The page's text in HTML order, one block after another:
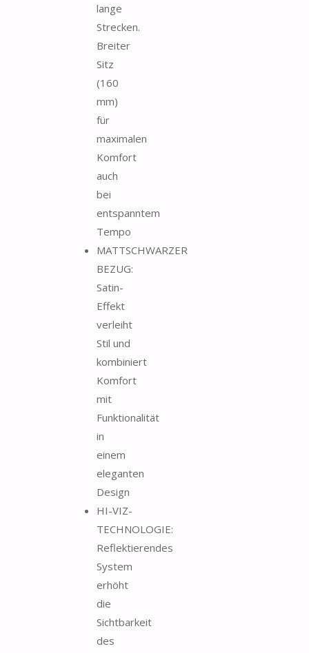
lange
Strecken.
Breiter
Sitz
(160
mm)
für
maximalen
Komfort
auch
bei
entspanntem
Tempo
MATTSCHWARZER
BEZUG:
Satin-
Effekt
verleiht
Stil und
kombiniert
Komfort
mit
Funktionalität
in
einem
eleganten
Design
HI-VIZ-
TECHNOLOGIE:
Reflektierendes
System
erhöht
die
Sichtbarkeit
des